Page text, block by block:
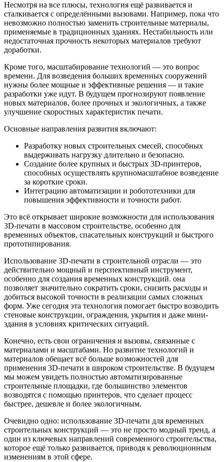
Несмотря на все плюсы, технология ещё развивается и
сталкивается с определёнными вызовами. Например, пока что
невозможно полностью заменить строительные материалы,
применяемые в традиционных зданиях. Нестабильность или
недостаточная прочность некоторых материалов требуют
доработки.
Кроме того, масштабирование технологий — это вопрос
времени. Для возведения больших временных сооружений
нужны более мощные и эффективные решения — и такие
разработки уже идут. В будущем прогнозируют появление
новых материалов, более прочных и экологичных, а также
улучшение скоростных характеристик печати.
Основные направления развития включают:
Разработку новых строительных смесей, способных
выдерживать нагрузку длительно и безопасно.
Создание более крупных и быстрых 3D-принтеров,
способных осуществлять крупномасштабное возведение
за короткие сроки.
Интеграцию автоматизации и робототехники для
повышения эффективности и точности работ.
Это всё открывает широкие возможности для использования
3D-печати в массовом строительстве, особенно для
временных объектов, спасательных конструкций и быстрого
прототипирования.
Использование 3D-печати в строительной отрасли — это
действительно мощный и перспективный инструмент,
особенно для создания временных конструкций. она
позволяет значительно сократить сроки, снизить расходы и
добиться высокой точности в реализации самых сложных
форм. Уже сегодня эта технология помогает быстро возводить
стеновые конструкции, ограждения, укрытия и даже мини-
здания в условиях критических ситуаций.
Конечно, есть свои ограничения и вызовы, связанные с
материалами и масштабами. Но развитие технологий и
материалов обещает всё больше возможностей для
применения 3D-печати в широком строительстве. В будущем
мы можем увидеть полностью автоматизированные
строительные площадки, где большинство элементов
возводятся с помощью принтеров, что сделает процесс
быстрее, дешевле и более экологичным.
Очевидно одно: использование 3D-печати для временных
строительных конструкций — это не просто модный тренд, а
один из ключевых направлений современного строительства,
которое ещё только развивается, приводя к революционным
изменениям в этой сфере.